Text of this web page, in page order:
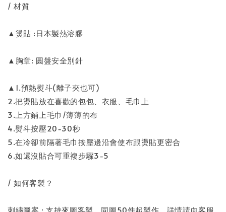
/ 材質
▲燙貼 :日本製熱溶膠
▲胸章: 圓盤安全別針
▲1.預熱熨斗(離子夾也可)
2.把燙貼放在喜歡的包包、衣服、毛巾上
3.上方鋪上毛巾/薄薄的布
4.熨斗按壓20-30秒
5.在冷卻前隔著毛巾按壓邊沿會使布跟燙貼更密合
6.如還沒貼合可重複步驟3-5
/ 如何客製？
刺繡圖案 : 支持來圖客製，同圖50件起製作，詳情請向客服